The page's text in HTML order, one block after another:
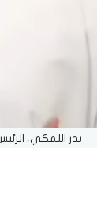
بدر اللمكي،